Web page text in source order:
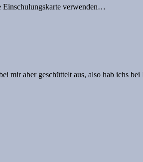
Einschulungskarte verwenden…
mir aber geschüttelt aus, also hab ichs bei